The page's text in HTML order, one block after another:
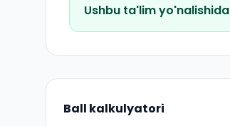
Ushbu ta'lim
Ball kalkulyatori